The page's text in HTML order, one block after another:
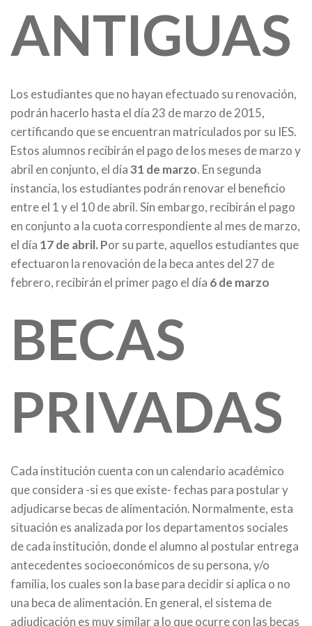
ANTIGUAS
Los estudiantes que no hayan efectuado su renovación,
podrán hacerlo hasta el día 23 de marzo de 2015,
certificando que se encuentran matriculados por su IES.
Estos alumnos recibirán el pago de los meses de marzo y
abril en conjunto, el día31 de marzo. En segunda
instancia, los estudiantes podrán renovar el beneficio
entre el 1 y el 10 de abril. Sin embargo, recibirán el pago
en conjunto a la cuota correspondiente al mes de marzo,
el día 17 de abril. Por su parte, aquellos estudiantes que
efectuaron la renovación de la beca antes del 27 de
febrero, recibirán el primer pago el día 6 de marzo
BECAS
PRIVADAS
Cada institución cuenta con un calendario académico
que considera -si es que existe- fechas para postular y
adjudicarse becas de alimentación. Normalmente, esta
situación es analizada por los departamentos sociales
de cada institución, donde el alumno al postular entrega
antecedentes socioeconómicos de su persona, y/o
familia, los cuales son la base para decidir si aplica o no
una beca de alimentación. En general, el sistema de
adjudicación es muy similar a lo que ocurre con las becas